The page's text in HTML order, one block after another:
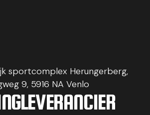
sportcomplex Herungerberg,
9, 5916 NA Venlo